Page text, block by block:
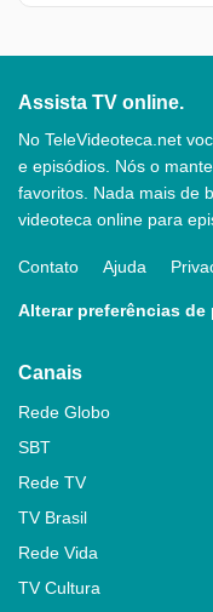
Assista TV online.
No TeleVideoteca.net
e episódios. Nós o
favoritos. Nada mais de
videoteca online para
Contato Ajuda
Alterar preferências de
Canais
Rede Globo
SBT
Rede TV
TV Brasil
Rede Vida
TV Cultura